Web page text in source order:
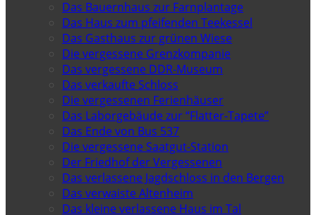
Das Bauernhaus zur Farnplantage
Das Haus zum pfeifenden Teekessel
Das Gasthaus zur grünen Wiese
Die vergessene Grenzkompanie
Das vergessene DDR-Museum
Das verkaufte Schloss
Die vergessenen Ferienhäuser
Das Laborgebäude zur “Flatter-Tapete”
Das Ende von Bus 537
Die vergessene Saatgut-Station
Der Friedhof der Vergessenen
Das verlassene Jagdschloss in den Bergen
Das verwaiste Altenheim
Das kleine verlassene Haus im Tal